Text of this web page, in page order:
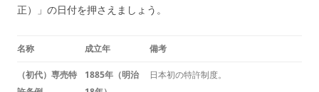
正）」の日付を押さえましょう。
名称 成立年 備考
（初代）専売特
1885年（明治
日本初の特許制度。